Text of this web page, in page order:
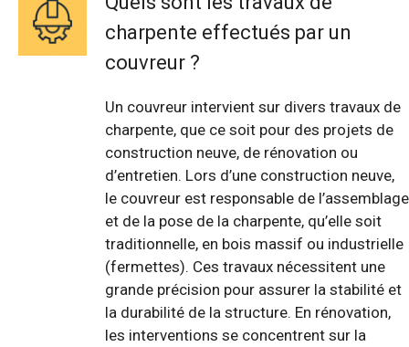
charpente effectués par un
couvreur ?
Un couvreur intervient sur divers travaux de
charpente, que ce soit pour des projets de
construction neuve, de rénovation ou
d’entretien. Lors d’une construction neuve,
le couvreur est responsable de l’assemblage
et de la pose de la charpente, qu’elle soit
traditionnelle, en bois massif ou industrielle
(fermettes). Ces travaux nécessitent une
grande précision pour assurer la stabilité et
la durabilité de la structure. En rénovation,
les interventions se concentrent sur la